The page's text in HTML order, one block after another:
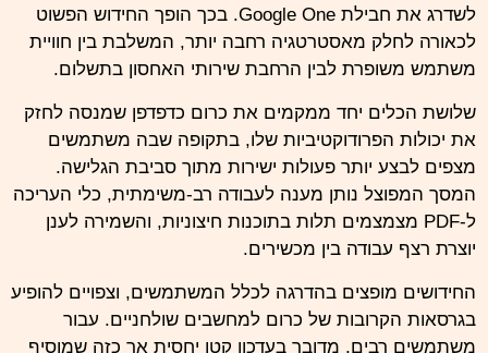
לשדרג את חבילת Google One. בכך הופך החידוש הפשוט
לכאורה לחלק מאסטרטגיה רחבה יותר, המשלבת בין חוויית
משתמש משופרת לבין הרחבת שירותי האחסון בתשלום.
שלושת הכלים יחד ממקמים את כרום כדפדפן שמנסה לחזק
את יכולות הפרודוקטיביות שלו, בתקופה שבה משתמשים
מצפים לבצע יותר פעולות ישירות מתוך סביבת הגלישה.
המסך המפוצל נותן מענה לעבודה רב-משימתית, כלי העריכה
ל-PDF מצמצמים תלות בתוכנות חיצוניות, והשמירה לענן
יוצרת רצף עבודה בין מכשירים.
החידושים מופצים בהדרגה לכלל המשתמשים, וצפויים להופיע
בגרסאות הקרובות של כרוםלמחשבים שולחניים. עבור
משתמשים רבים, מדובר בעדכון קטן יחסית אך כזה שמוסיף